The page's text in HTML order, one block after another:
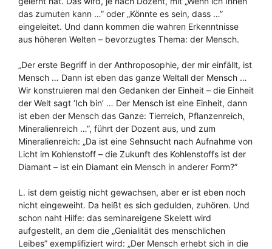
das zumuten kann …” oder „Könnte es sein, dass …”
eingeleitet. Und dann kommen die wahren Erkenntnisse
aus höheren Welten – bevorzugtes Thema: der Mensch.
„Der erste Begriff in der Anthroposophie, der mir einfällt, ist
Mensch … Dann ist eben das ganze Weltall der Mensch …
Wir konstruieren mal den Gedanken der Einheit – die Einheit
der Welt sagt ‘Ich bin’ … Der Mensch ist eine Einheit, dann
ist eben der Mensch das Ganze: Tierreich, Pflanzenreich,
Mineralienreich …”, führt der Dozent aus, und zum
Mineralienreich: „Da ist eine Sehnsucht nach Aufnahme von
Licht im Kohlenstoff – die Zukunft des Kohlenstoffs ist der
Diamant – ist ein Diamant ein Mensch in anderer Form?”
L. ist dem geistig nicht gewachsen, aber er ist eben noch
nicht eingeweiht. Da heißt es sich gedulden, zuhören. Und
schon naht Hilfe: das seminareigene Skelett wird
aufgestellt, an dem die „Genialität des menschlichen
Leibes” exemplifiziert wird: „Der Mensch erhebt sich in die